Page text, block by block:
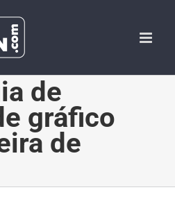
de
gráfico
de